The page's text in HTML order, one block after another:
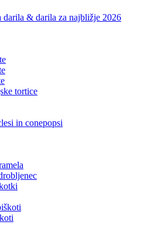
darila & darila za najbližje 2026
tortice
in conepopsi